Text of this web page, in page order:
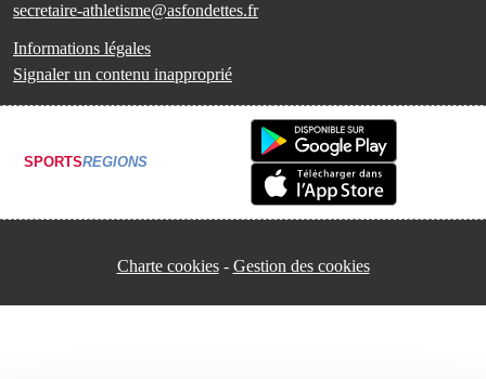
secretaire-athletisme@asfondettes.fr
Informations légales
Signaler un contenu inapproprié
SPORTSREGIONS
Charte cookies Gestion des cookies